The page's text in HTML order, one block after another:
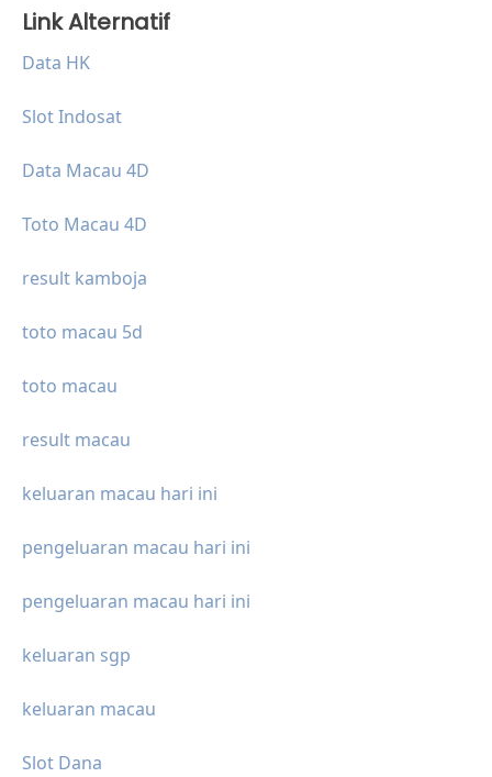
Link Alternatif
Data HK
Slot Indosat
Data Macau 4D
Toto Macau 4D
result kamboja
toto macau 5d
toto macau
result macau
keluaran macau hari ini
pengeluaran macau hari ini
pengeluaran macau hari ini
keluaran sgp
keluaran macau
Slot Dana